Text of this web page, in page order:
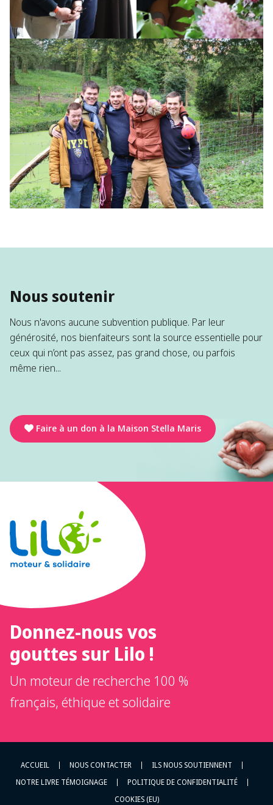
Nous soutenir
Nous n'avons aucune subvention publique. Par leur
générosité, nos bienfaiteurs sont la source essentielle pour
ceux qui n’ont pas assez, pas grand chose, ou parfois
même rien...
Faire à un don à la Maison Stella Maris
Donnez-nous vos
gouttes sur Lilo !
Un moteur de recherche 100 %
français, éthique et solidaire
ACCUEIL NOUS CONTACTER
ILS NOUS SOUTIENNENT
NOTRE LIVRE TÉMOIGNAGE
POLITIQUE DE CONFIDENTIALITÉ
COOKIES (EU)